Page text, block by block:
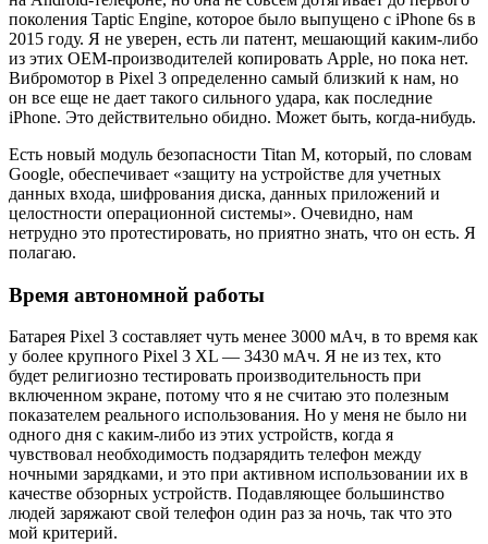
поколения Taptic Engine, которое было выпущено с iPhone 6s в
2015 году. Я не уверен, есть ли патент, мешающий каким-либо
из этих OEM-производителей копировать Apple, но пока нет.
Вибромотор в Pixel 3 определенно самый близкий к нам, но
он все еще не дает такого сильного удара, как последние
iPhone. Это действительно обидно. Может быть, когда-нибудь.
Есть новый модуль безопасности Titan M, который, по словам
Google, обеспечивает «защиту на устройстве для учетных
данных входа, шифрования диска, данных приложений и
целостности операционной системы». Очевидно, нам
нетрудно это протестировать, но приятно знать, что он есть. Я
полагаю.
Время автономной работы
Батарея Pixel 3 составляет чуть менее 3000 мАч, в то время как
у более крупного Pixel 3 XL — 3430 мАч. Я не из тех, кто
будет религиозно тестировать производительность при
включенном экране, потому что я не считаю это полезным
показателем реального использования. Но у меня не было ни
одного дня с каким-либо из этих устройств, когда я
чувствовал необходимость подзарядить телефон между
ночными зарядками, и это при активном использовании их в
качестве обзорных устройств. Подавляющее большинство
людей заряжают свой телефон один раз за ночь, так что это
мой критерий.